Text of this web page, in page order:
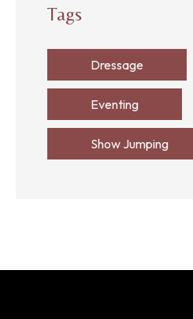
Tags
Dressage
Eventing
Show Jumping